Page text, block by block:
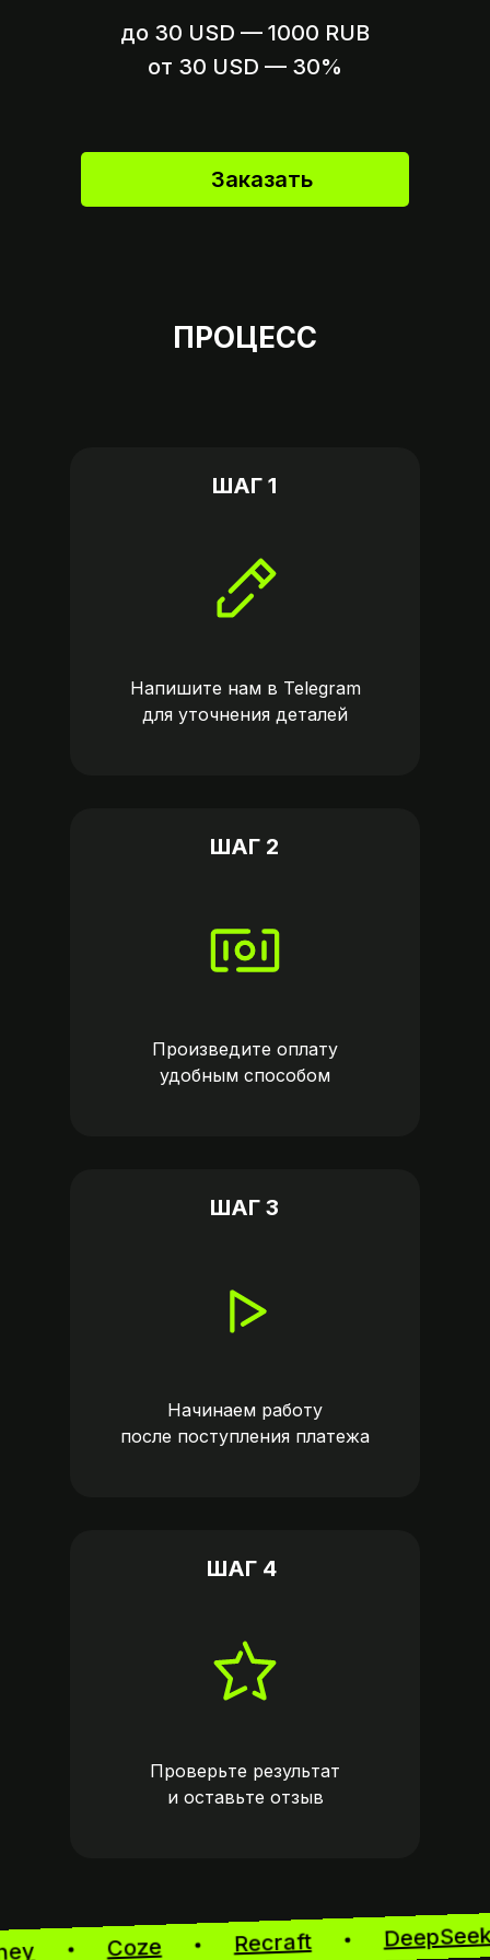
Заказать
до 30 USD — 1000 RUB
от 30 USD — 30%
ПРОЦЕСС
ШАГ 1
Произведите оплату
удобным способом
Начинаем работу
после поступления платежа
Проверьте результат
и оставьте отзыв
Вариант 2
Пришлите ссылку на оплату,
Напишите нам в Telegram
для уточнения деталей
ШАГ 2
ШАГ 3
ШАГ 4
Coze Recraft